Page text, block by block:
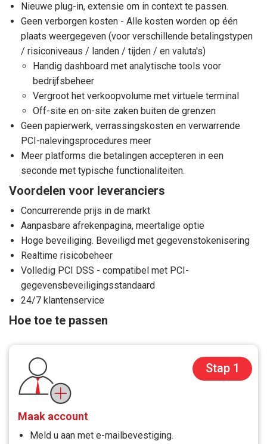
Nieuwe plug-in, extensie om in context te passen.
Geen verborgen kosten - Alle kosten worden op één
plaats weergegeven (voor verschillende betalingstypen
/ risiconiveaus / landen / tijden / en valuta's)
Handig dashboard met analytische tools voor
bedrijfsbeheer
Vergroot het verkoopvolume met virtuele terminal
Off-site en on-site zaken buiten de grenzen
Geen papierwerk, verrassingskosten en verwarrende
PCI-nalevingsprocedures meer
Meer platforms die betalingen accepteren in een
seconde met typische functionaliteiten.
Voordelen voor leveranciers
Concurrerende prijs in de markt
Aanpasbare afrekenpagina, meertalige optie
Hoge beveiliging. Beveiligd met gegevenstokenisering
Realtime risicobeheer
Volledig PCI DSS - compatibel met PCI-
gegevensbeveiligingsstandaard
24/7 klantenservice
Hoe toe te passen
Stap 1
Maak account
Meld u aan met e-mailbevestiging.